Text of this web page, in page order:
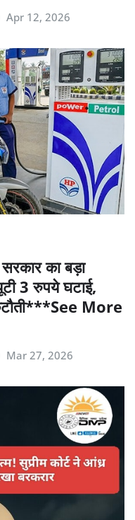
Apr 12, 2026
का बड़ा
3 रुपये घटाई,
More
Mar 27, 2026